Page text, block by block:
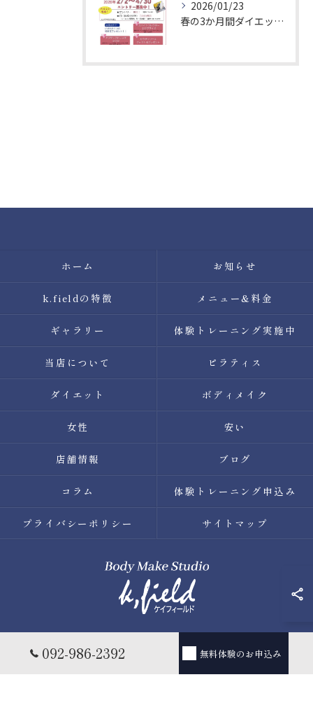
2026/01/23
春の3か月間ダイエットチャレンジ！エントリー募集中
092-986-2392 無料体験のお申込み
ホーム お知らせ
k.fieldの特徴 メニュー&料金
ギャラリー 体験トレーニング実施中
当店について ピラティス
ダイエット ボディメイク
女性 安い
店舗情報 ブログ
コラム 体験トレーニング申込み
プライバシーポリシー サイトマップ
Studio k.field ALL RIGHTS RESERVED.